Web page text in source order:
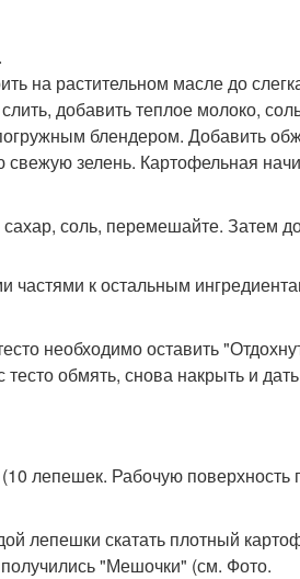
на растительном масле до
добавить теплое молоко,
блендером. Добавить
свежую зелень. Картофельная
соль, перемешайте. Затем
частями к остальным
необходимо оставить
обмять, снова накрыть и
лепешек. Рабочую поверхность
лепешки скатать плотный
"Мешочки" (см. Фото.